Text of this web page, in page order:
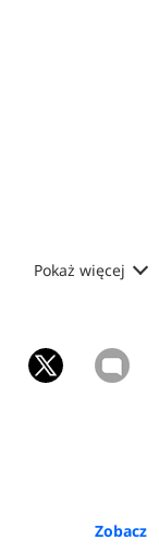
Pokaż więcej